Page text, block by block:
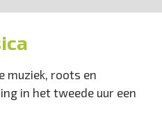
muziek, roots en
in het tweede uur een